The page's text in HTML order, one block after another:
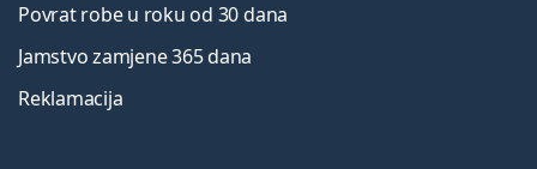
Povrat robe u roku od 30 dana
Jamstvo zamjene 365 dana
Reklamacija